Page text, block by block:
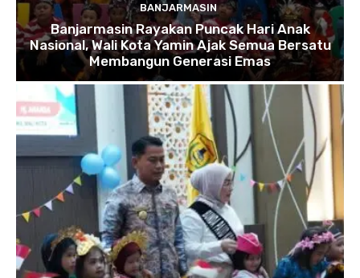
BANJARMASIN
Banjarmasin Rayakan Puncak Hari Anak
Nasional, Wali Kota Yamin Ajak Semua Bersatu
Membangun Generasi Emas